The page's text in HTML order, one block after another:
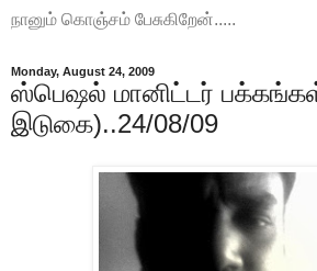
நானும் கொஞ்சம் பேசுகிறேன்.....
Monday, August 24, 2009
ஸ்பெஷல் மானிட்டர்
இடுகை)..24/08/09